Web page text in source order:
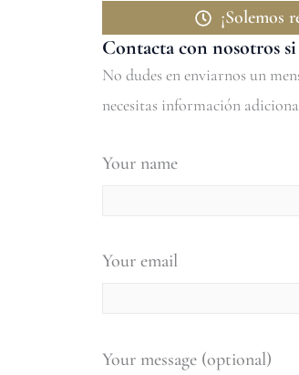
¡Solemos
Contacta con nosotros
No dudes en enviarnos un
necesitas información
Your name
Your email
Your message (optional)